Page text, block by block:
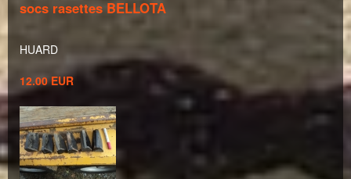
socs rasettes BELLOTA
HUARD
12.00 EUR